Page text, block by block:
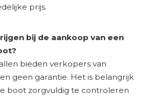
prijs.
bij de aankoop van een
bieden verkopers van
geen garantie. Het is belangrijk
boot zorgvuldig te controleren